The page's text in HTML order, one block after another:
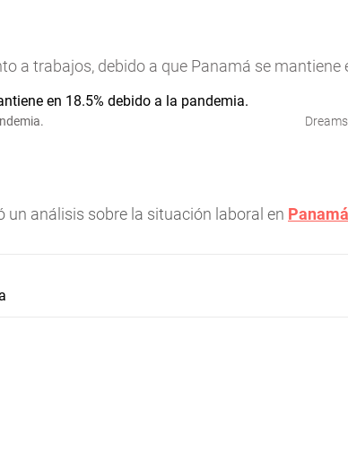
a trabajos, debido a que Panamá se
un análisis sobre la situación laboral en Panamá